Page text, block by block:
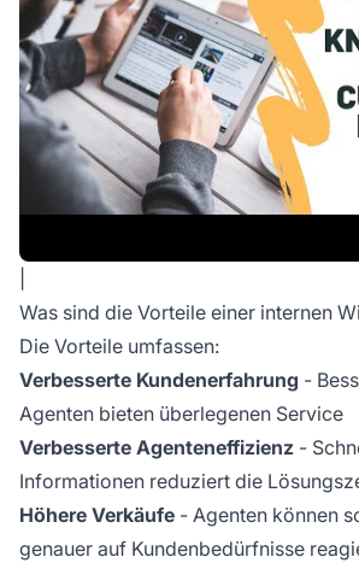
Was sind die Vorteile einer internen
Die Vorteile umfassen:
Verbesserte Kundenerfahrung -
Agenten bieten überlegenen Service
Verbesserte Agenteneffizienz -
Informationen reduziert die
Höhere Verkäufe - Agenten können
genauer auf Kundenbedürfnisse